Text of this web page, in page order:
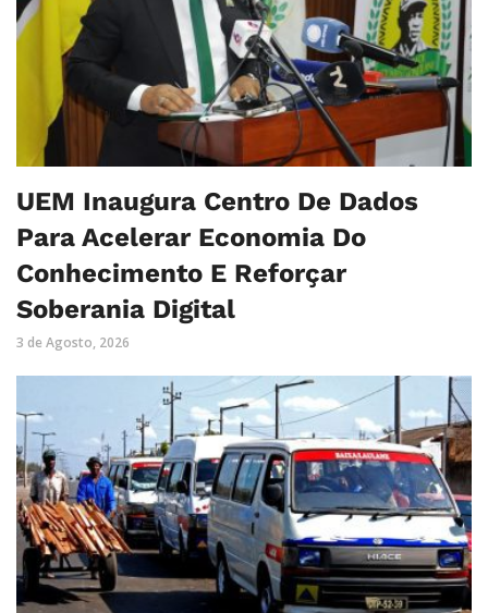
UEM Inaugura Centro De Dados
Para Acelerar Economia Do
Conhecimento E Reforçar
Soberania Digital
3 de Agosto, 2026